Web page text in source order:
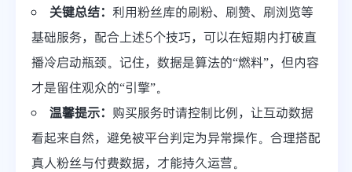
关键总结： 利用粉丝库的刷粉、刷赞、刷浏览等
基础服务，配合上述5个技巧，可以在短期内打破直
播冷启动瓶颈。记住，数据是算法的“燃料”，但内容
才是留住观众的“引擎”。
温馨提示： 购买服务时请控制比例，让互动数据
看起来自然，避免被平台判定为异常操作。合理搭配
真人粉丝与付费数据，才能持久运营。